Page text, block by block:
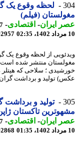
لحظه وقوع یک
(فیلم)
ایران- اقتصادی-
37
از لحظه وقوع یک
منتشر شده است. -
؛ سلاحی که هیتلر می
تولید و برداشت گران ...
تولید و برداشت
تاکستان ژاپن !
ایران- اقتصادی-
37